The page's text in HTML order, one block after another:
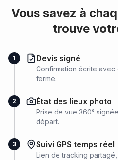
Vous savez à
trouve
1 Devis signé
Confirmation écrite
ferme.
2 État des lieux photo
Prise de vue 360°
départ.
3 Suivi GPS temps réel
Lien de tracking